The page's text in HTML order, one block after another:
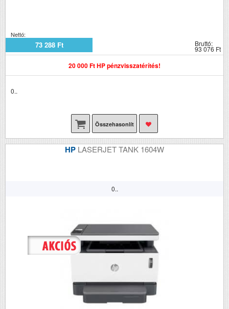
Nettó:
73 288 Ft Bruttó:
93 076 Ft
20 000 Ft HP pénzvisszatérítés!
0..
Összehasonlít
HP LASERJET TANK 1604W
0..